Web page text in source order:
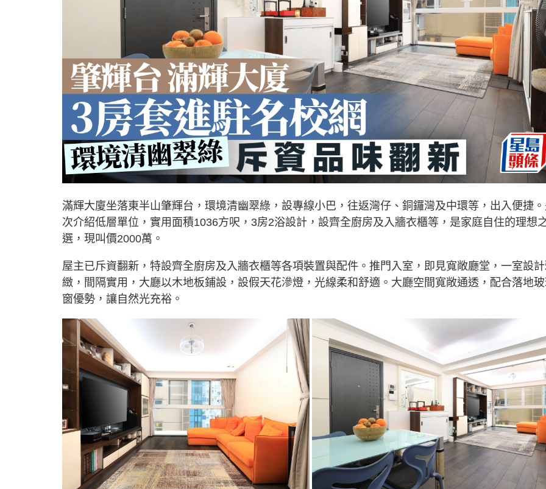
滿輝大廈坐落東半山肇輝台，環境清幽翠綠，設專線小巴，往返灣仔、銅鑼灣及中環等，出入便捷
次介紹低層單位，實用面積1036方呎，3房2浴設計，設齊全廚房及入牆衣櫃等，是家庭自住的理想
選，現叫價2000萬。
屋主已斥資翻新，特設齊全廚房及入牆衣櫃等各項裝置與配件。推門入室，即見寬敞廳堂，一室設
緻，間隔實用，大廳以木地板鋪設，設假天花滲燈，光線柔和舒適。大廳空間寬敞通透，配合落地
窗優勢，讓自然光充裕。